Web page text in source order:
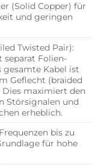
(Solid Copper) für
und geringen
Twisted Pair):
separat Folien-
Kabel ist
Geflecht (braided
maximiert den
Störsignalen und
erheblich.
bis zu
für hohe